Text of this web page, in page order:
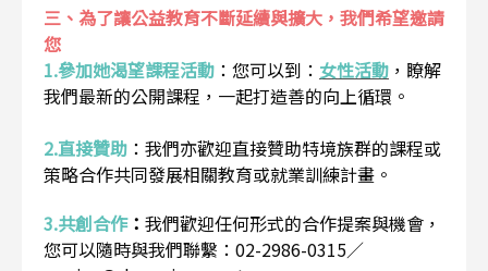
三、為了讓公益教育不斷延續與擴大，我們希望邀請
您
1.參加她渴望課程活動 ： 您可以到： 女性活動 ，瞭解
我們最新的公開課程，一起打造善的向上循環。
2.直接贊助 ： 我們亦歡迎直接贊助特境族群的課程或
策略合作共同發展相關教育或就業訓練計畫。
3.共創合作： 我們歡迎任何形式的合作提案與機會，
您可以隨時與我們聯繫：02-2986-0315／